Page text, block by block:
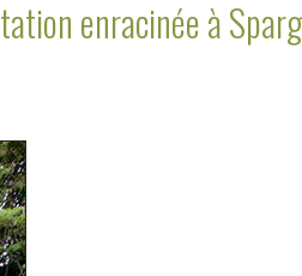
enracinée à